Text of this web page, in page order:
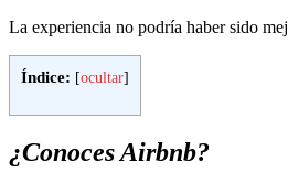
La experiencia no podría haber sido
Índice: [ocultar]
¿Conoces Airbnb?